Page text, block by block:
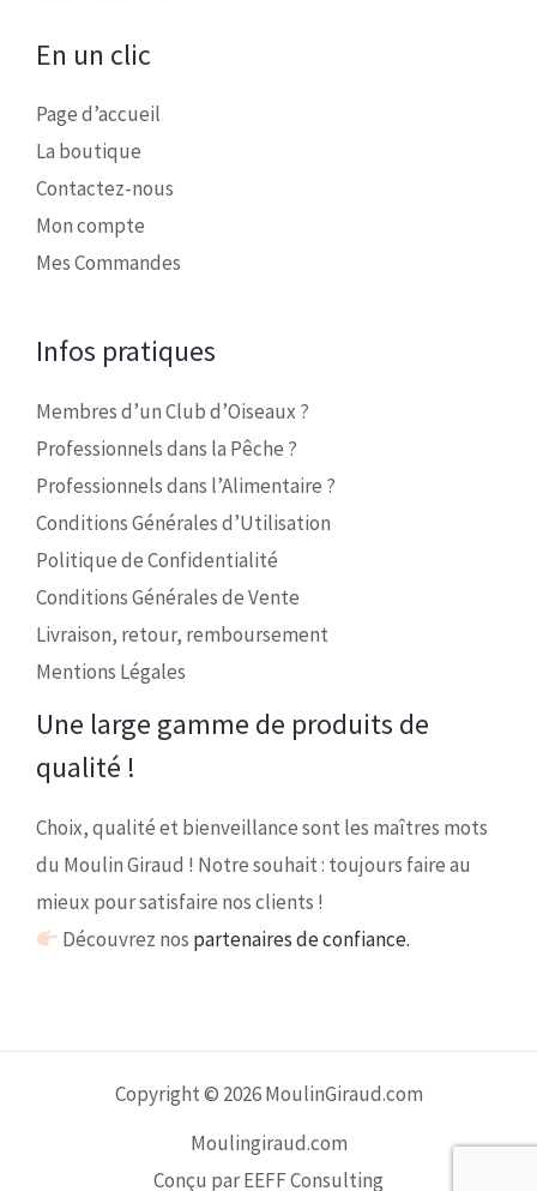
En un clic
Page d’accueil
La boutique
Contactez-nous
Mon compte
Mes Commandes
Infos pratiques
Membres d’un Club d’Oiseaux ?
Professionnels dans la Pêche ?
Professionnels dans l’Alimentaire ?
Conditions Générales d’Utilisation
Politique de Confidentialité
Conditions Générales de Vente
Livraison, retour, remboursement
Mentions Légales
Une large gamme de produits de
qualité !
Choix, qualité et bienveillance sont les maîtres mots
du Moulin Giraud ! Notre souhait : toujours faire au
mieux pour satisfaire nos clients !
Découvrez nos partenaires de confiance.
Copyright © 2026 MoulinGiraud.com
Moulingiraud.com
Conçu par EEFF Consulting